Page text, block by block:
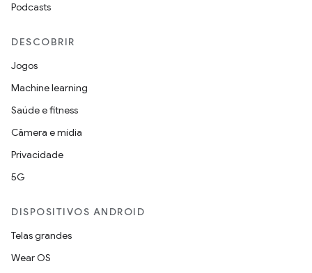
Podcasts
DESCOBRIR
Jogos
Machine learning
Saúde e fitness
Câmera e mídia
Privacidade
5G
DISPOSITIVOS ANDROID
Telas grandes
Wear OS